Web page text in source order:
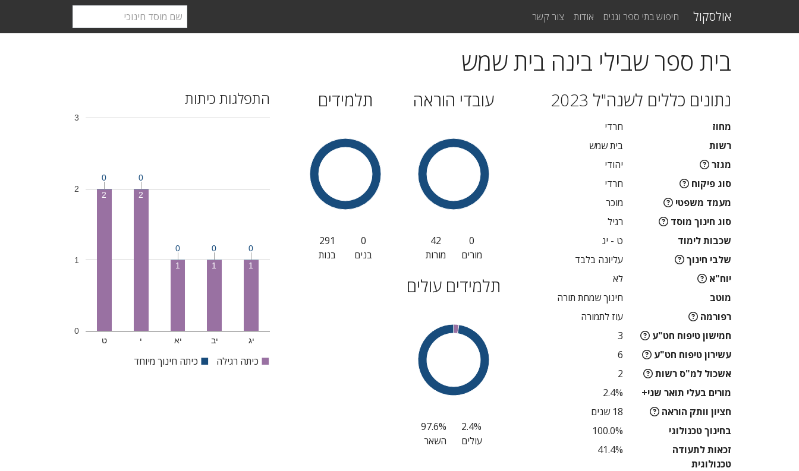
אולסקול חיפוש בתי ספר וגנים אודות צור קשר
בית ספר שבילי בינה בית שמש
נתונים כללים לשנה"ל 2023
מחוז
חרדי
רשות
בית שמש
מגזר
יהודי
סוג פיקוח
חרדי
מעמד משפטי
מוכר
סוג חינוך מוסד
רגיל
שכבות לימוד
ט - יג
שלבי חינוך
עליונה בלבד
יוח"א
לא
מוטב
חינוך שמחת תורה
רפורמה
עוז לתמורה
חמישון טיפוח חט"ע
3
עשירון טיפוח חט"ע
6
אשכול למ"ס רשות
2
מורים בעלי תואר שני+
2.4%
חציון וותק הוראה
18 שנים
בחינוך טכנולוגי
100.0%
זכאות לתעודה
טכנולוגית
41.4%
עובדי הוראה
0
מורים
42
מורות
תלמידים
0
בנים
291
בנות
תלמידים עולים
2.4%
עולים
97.6%
השאר
התפלגות כיתות
ט י יא יב יג
0
1
2
3
2 2
1 1 1
0 0
0 0 0
■ כיתה רגילה ■ כיתה חינוך מיוחד